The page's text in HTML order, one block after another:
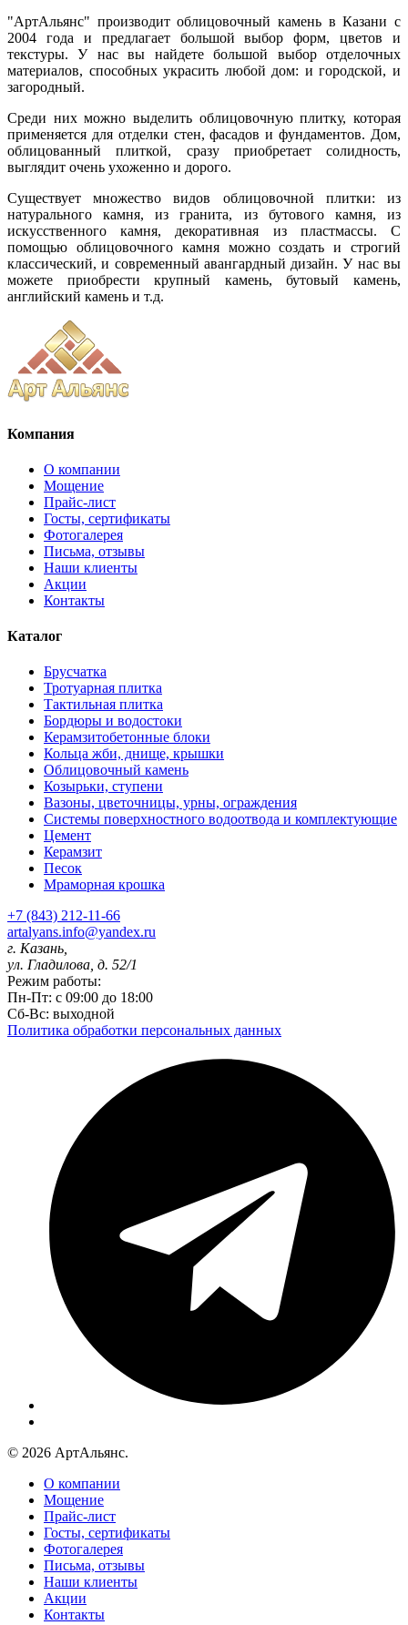
"АртАльянс" производит облицовочный камень в Казани с
2004 года и предлагает большой выбор форм, цветов и
текстуры. У нас вы найдете большой выбор отделочных
материалов, способных украсить любой дом: и городской, и
загородный.
Среди них можно выделить облицовочную плитку, которая
применяется для отделки стен, фасадов и фундаментов. Дом,
облицованный плиткой, сразу приобретает солидность,
выглядит очень ухоженно и дорого.
Существует множество видов облицовочной плитки: из
натурального камня, из гранита, из бутового камня, из
искусственного камня, декоративная из пластмассы. С
помощью облицовочного камня можно создать и строгий
классический, и современный авангардный дизайн. У нас вы
можете приобрести крупный камень, бутовый камень,
английский камень и т.д.
Компания
О компании
Мощение
Прайс-лист
Госты, сертификаты
Фотогалерея
Письма, отзывы
Наши клиенты
Акции
Контакты
Каталог
Брусчатка
Тротуарная плитка
Тактильная плитка
Бордюры и водостоки
Керамзитобетонные блоки
Кольца жби, днище, крышки
Облицовочный камень
Козырьки, ступени
Вазоны, цветочницы, урны, ограждения
Системы поверхностного водоотвода и комплектующие
Цемент
Керамзит
Песок
Мраморная крошка
+7 (843) 212-11-66
artalyans.info@yandex.ru
г. Казань,
ул. Гладилова, д. 52/1
Режим работы:
Пн-Пт: с 09:00 до 18:00
Сб-Вс: выходной
Политика обработки персональных данных
© 2026 АртАльянс.
О компании
Мощение
Прайс-лист
Госты, сертификаты
Фотогалерея
Письма, отзывы
Наши клиенты
Акции
Контакты